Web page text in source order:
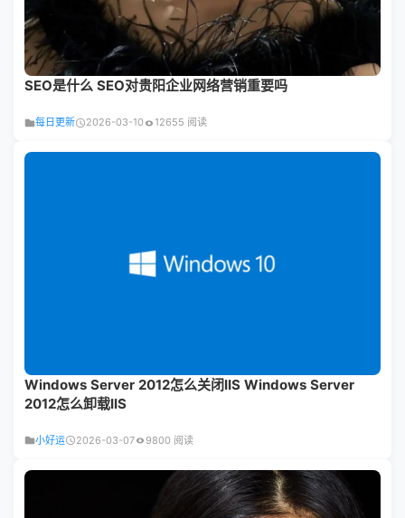
SEO是什么 SEO对贵阳企业网络营销重要吗
每日更新 2026-03-10 12655 阅读
Windows Server 2012怎么关闭IIS Windows Server
2012怎么卸载IIS
小好运 2026-03-07 9800 阅读